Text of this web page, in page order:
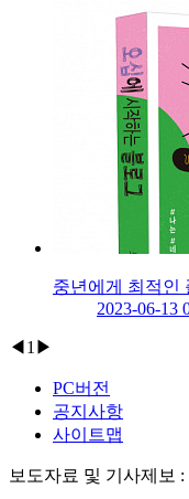
중년에게 최적인
2023-06-13
◀ 1 ▶
PC버전
공지사항
사이트맵
보도자료 및 기사제보 :